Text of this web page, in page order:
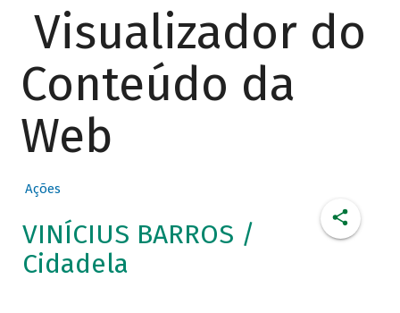
Visualizador do
Conteúdo da
Web
Ações
VINÍCIUS BARROS /
Cidadela